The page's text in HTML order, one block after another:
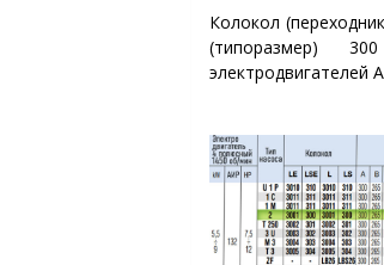
Колокол
(типоразмер)
электродвигателей